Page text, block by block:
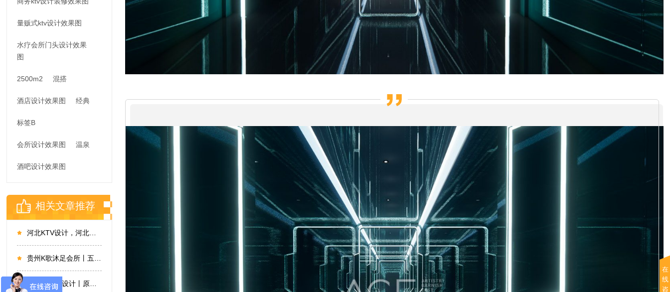
量贩式ktv设计效果图
水疗会所门头设计效果
图
2500m2 混搭
酒店设计效果图 经典
标签B
会所设计效果图 温泉
酒吧设计效果图
相关文章推荐
河北KTV设计，河北张家口皇城太方商务KTV设计
贵州K歌沐足会所丨五彩斑斓，霓虹璀璨，众元素的碰撞相生
延玺宫前厅设计丨原木淡雅，一见“清”心
在
线
咨